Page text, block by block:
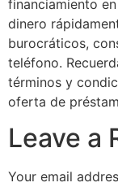
financiamiento
dinero
burocráticos,
teléfono.
términos y
oferta de
Leave a
Your email